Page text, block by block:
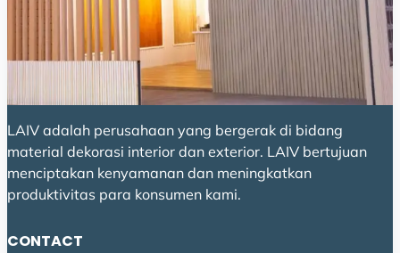
LAIV adalah perusahaan yang bergerak di bidang
material dekorasi interior dan exterior. LAIV bertujuan
menciptakan kenyamanan dan meningkatkan
produktivitas para konsumen kami.
CONTACT